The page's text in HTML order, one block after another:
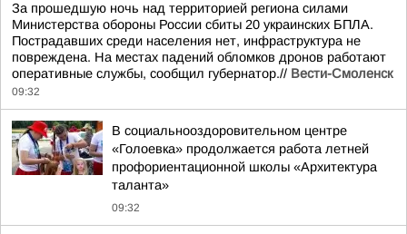
За прошедшую ночь над территорией региона силами
Министерства обороны России сбиты 20 украинских БПЛА.
Пострадавших среди населения нет, инфраструктура не
повреждена. На местах падений обломков дронов работают
оперативные службы, сообщил губернатор.// Вести-Смоленск
09:32
В социальнооздоровительном центре
«Голоевка» продолжается работа летней
профориентационной школы «Архитектура
таланта»
09:32